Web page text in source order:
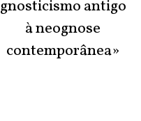
gnosticismo antigo
à neognose
contemporânea»